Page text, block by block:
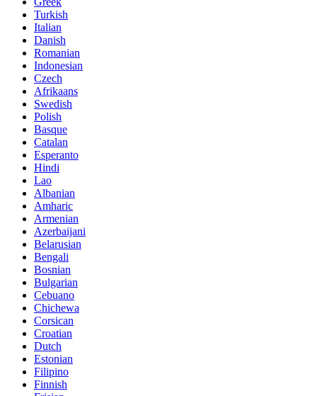
Turkish
Italian
Danish
Romanian
Indonesian
Czech
Afrikaans
Swedish
Polish
Basque
Catalan
Esperanto
Hindi
Lao
Albanian
Amharic
Armenian
Azerbaijani
Belarusian
Bengali
Bosnian
Bulgarian
Cebuano
Chichewa
Corsican
Croatian
Dutch
Estonian
Filipino
Finnish